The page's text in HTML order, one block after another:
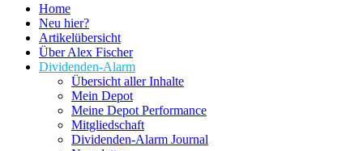
Home
Neu hier?
Artikelübersicht
Über Alex Fischer
Dividenden-Alarm
Übersicht aller Inhalte
Mein Depot
Meine Depot Performance
Mitgliedschaft
Dividenden-Alarm Journal